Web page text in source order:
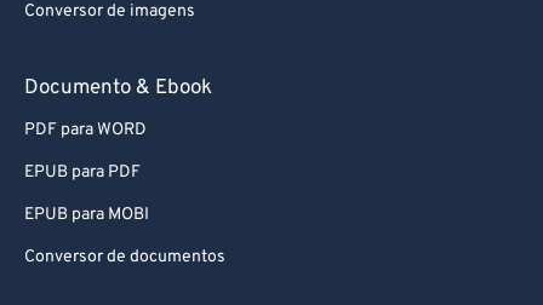
Conversor de imagens
Documento & Ebook
PDF para WORD
EPUB para PDF
EPUB para MOBI
Conversor de documentos